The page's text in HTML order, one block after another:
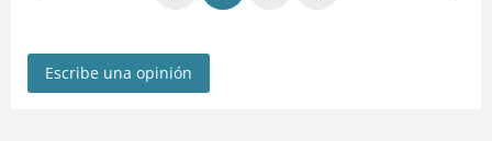
Escribe una opinión